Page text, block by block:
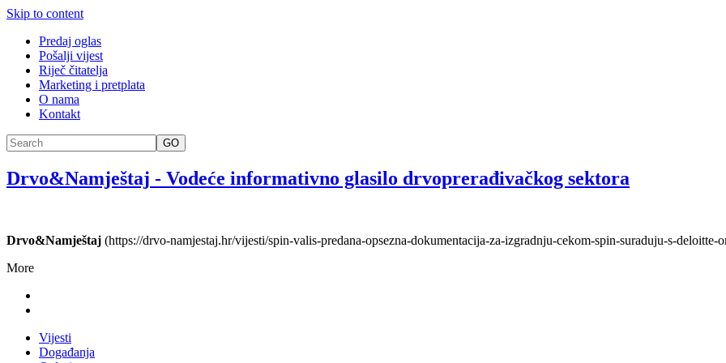
Skip to content
Predaj oglas
Pošalji vijest
Riječ čitatelja
Marketing i pretplata
O nama
Kontakt
GO
Drvo&Namještaj - Vodeće informativno glasilo drvoprerađivačkog sektora
Drvo&Namještaj (https://drvo-namjestaj.hr/vijesti/spin-valis-predana-opsezna-dokumentacija-za-izgradnju-cekom-spin-suraduju-s-deloitte-
More
Vijesti
Događanja